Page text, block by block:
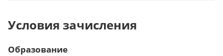
Условия зачисления
Образование